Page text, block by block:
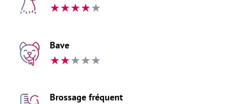
★★★★★
Bave
★★★★★
Brossage fréquent